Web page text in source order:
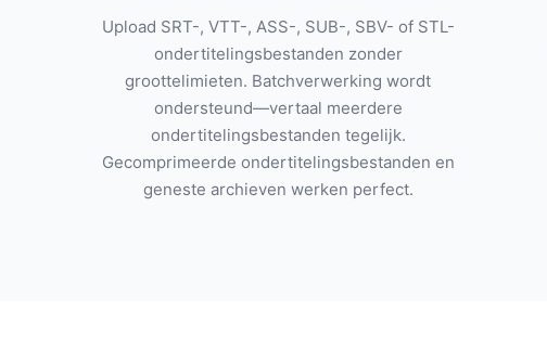
Upload SRT-, VTT-, ASS-, SUB-, SBV- of STL-
ondertitelingsbestanden zonder
groottelimieten. Batchverwerking wordt
ondersteund—vertaal meerdere
ondertitelingsbestanden tegelijk.
Gecomprimeerde ondertitelingsbestanden en
geneste archieven werken perfect.